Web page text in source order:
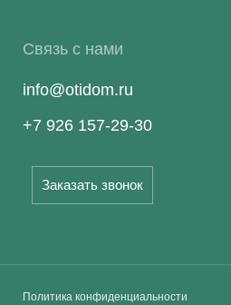
Связь с нами
info@otidom.ru
+7 926 157-29-30
Заказать звонок
Политика конфиденциальности